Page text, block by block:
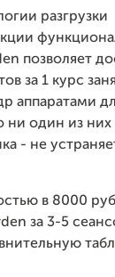
разгрузки
позволяет
за 1 курс
аппаратами
ни один из них
- не
в 8000
за 3-5